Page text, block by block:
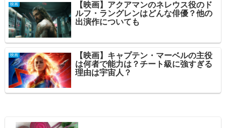
映画
【映画】アクアマンのネレウス役のド
ルフ・ラングレンはどんな俳優？他の
出演作についても
映画
【映画】キャプテン・マーベルの主役
は何者で能力は？チート級に強すぎる
理由は宇宙人？